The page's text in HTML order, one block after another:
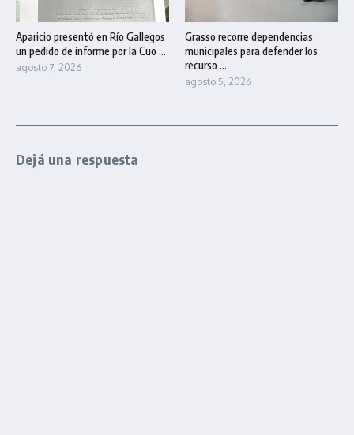
Aparicio presentó en Río Gallegos
un pedido de informe por la Cuo ...
agosto 7, 2026
Grasso recorre dependencias
municipales para defender los
recurso ...
agosto 5, 2026
Dejá una respuesta